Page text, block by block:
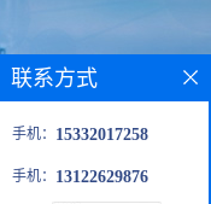
联系方式
手机： 15332017258
手机： 13122629876